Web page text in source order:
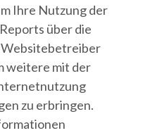
Ihre Nutzung der
über die
weitere mit der
zu erbringen.